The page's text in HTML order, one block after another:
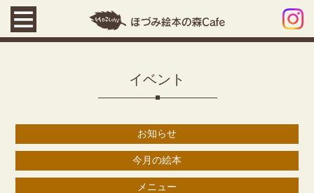
イベント
お知らせ
今月の絵本
メニュー